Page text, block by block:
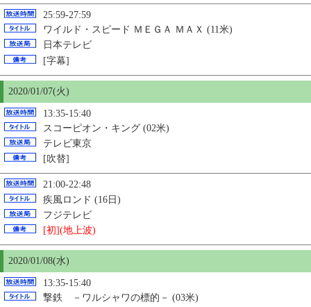
25:59-27:59
ワイルド・スピード ＭＥＧＡ ＭＡＸ (11米)
日本テレビ
[字幕]
2020/01/07(火)
13:35-15:40
スコーピオン・キング (02米)
テレビ東京
[吹替]
21:00-22:48
疾風ロンド (16日)
フジテレビ
[初](地上波)
2020/01/08(水)
13:35-15:40
撃鉄 －ワルシャワの標的－ (03米)